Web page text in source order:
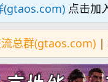
(gtaos.com) 点击加
总群(gtaos.com) |